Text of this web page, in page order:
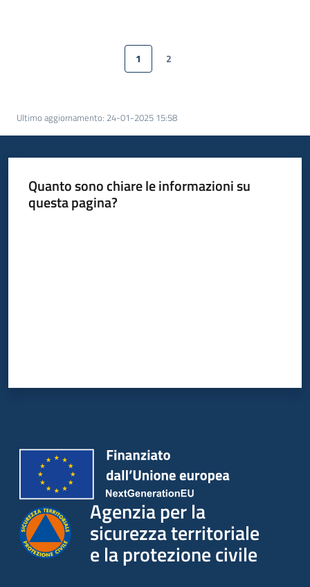
Progetti
Agenzia
Pagina precedente
Pagina
1 Pagina
2
Ultimo aggiornamento: 24-01-2025 15:58
Quanto sono chiare le informazioni su
questa pagina?
Agenzia per la
sicurezza territoriale
e la protezione civile